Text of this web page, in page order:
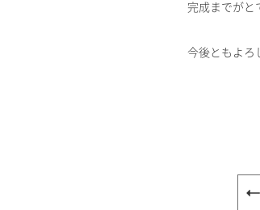
完成までがと
今後ともよろ